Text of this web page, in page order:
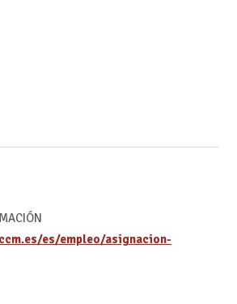
es/empleo/asignacion-